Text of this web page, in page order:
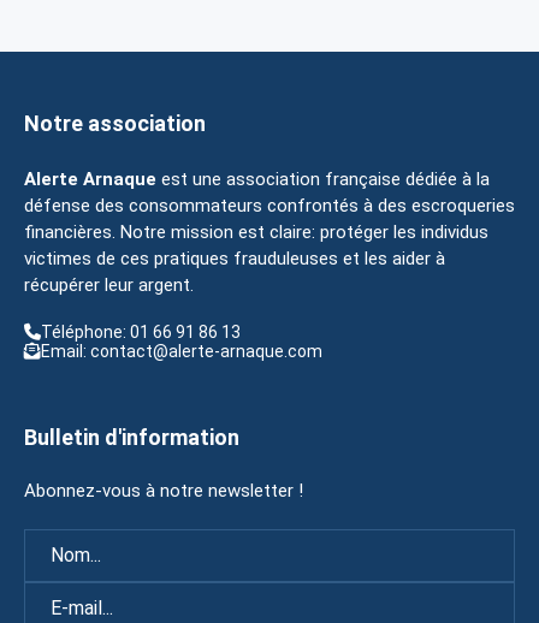
Notre association
Alerte Arnaque est une association française dédiée à la
défense des consommateurs confrontés à des escroqueries
financières. Notre mission est claire: protéger les individus
victimes de ces pratiques frauduleuses et les aider à
récupérer leur argent.
Téléphone: 01 66 91 86 13
Email: contact@alerte-arnaque.com
Bulletin d'information
Abonnez-vous à notre newsletter !